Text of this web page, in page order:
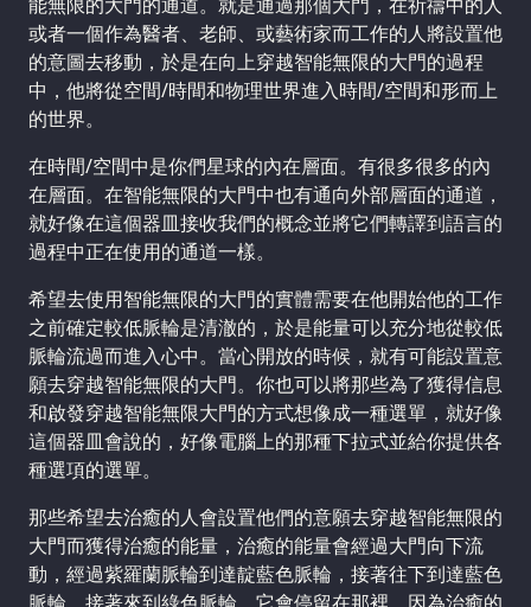
或者一個作為醫者、老師、或藝術家而工作的人將設置他
的意圖去移動，於是在向上穿越智能無限的大門的過程
中，他將從空間/時間和物理世界進入時間/空間和形而上
的世界。
在時間/空間中是你們星球的內在層面。有很多很多的內
在層面。在智能無限的大門中也有通向外部層面的通道，
就好像在這個器皿接收我們的概念並將它們轉譯到語言的
過程中正在使用的通道一樣。
希望去使用智能無限的大門的實體需要在他開始他的工作
之前確定較低脈輪是清澈的，於是能量可以充分地從較低
脈輪流過而進入心中。當心開放的時候，就有可能設置意
願去穿越智能無限的大門。你也可以將那些為了獲得信息
和啟發穿越智能無限大門的方式想像成一種選單，就好像
這個器皿會說的，好像電腦上的那種下拉式並給你提供各
種選項的選單。
那些希望去治癒的人會設置他們的意願去穿越智能無限的
大門而獲得治癒的能量，治癒的能量會經過大門向下流
動，經過紫羅蘭脈輪到達靛藍色脈輪，接著往下到達藍色